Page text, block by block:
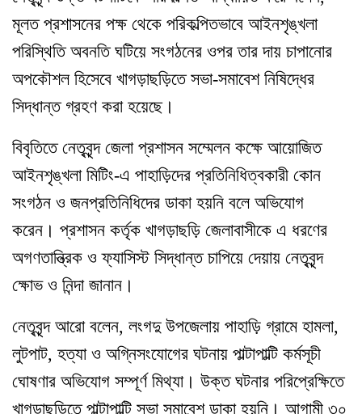
মূলত প্রশাসনের পক্ষ থেকে পরিকল্পিতভাবে আইনশৃঙ্খলা
পরিস্থিতি অবনতি ঘটিয়ে সংগঠনের ওপর তার দায় চাপানোর
অপকৌশল হিসেবে খাগড়াছড়িতে সভা-সমাবেশ নিষিদ্ধের
সিদ্ধান্ত গ্রহণ করা হয়েছে।
বিবৃতিতে নেতৃবৃন্দ জেলা প্রশাসন সম্মেলন কক্ষে আয়োজিত
আইনশৃঙ্খলা মিটিং-এ পাহাড়িদের প্রতিনিধিত্বকারী কোন
সংগঠন ও জনপ্রতিনিধিদের ডাকা হয়নি বলে অভিযোগ
করেন। প্রশাসন কর্তৃক খাগড়াছড়ি জেলাবাসীকে এ ধরণের
অগণতান্ত্রিক ও ফ্যাসিস্ট সিদ্ধান্ত চাপিয়ে দেয়ায় নেতৃবৃন্দ
ক্ষোভ ও নিন্দা জানান।
নেতৃবৃন্দ আরো বলেন, লংগদু উপজেলায় পাহাড়ি গ্রামে হামলা,
লুটপাট, হত্যা ও অগ্নিসংযোগের ঘটনায় পাল্টাপাল্টি কর্মসূচী
ঘোষণার অভিযোগ সম্পূর্ণ মিথ্যা। উক্ত ঘটনার পরিপ্রেক্ষিতে
খাগড়াছড়িতে পাল্টাপাল্টি সভা সমাবেশ ডাকা হয়নি। আগামী ৩০